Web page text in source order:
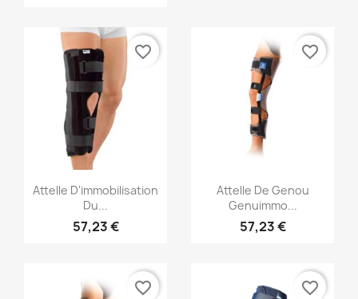
Aperçu rapide
Attelle D'immobilisation
Du...
57,23 €
favorite_border
Aperçu rapide
Attelle De Genou
Genuimmo...
57,23 €
favorite_border
favorite_border favorite_border